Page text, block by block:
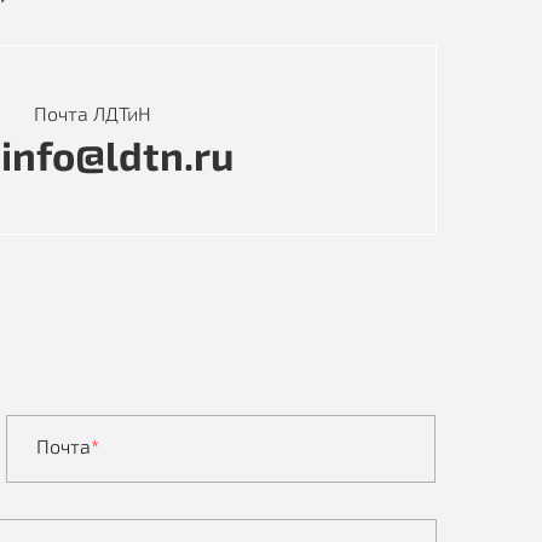
Почта ЛДТиН
info@ldtn.ru
Почта*